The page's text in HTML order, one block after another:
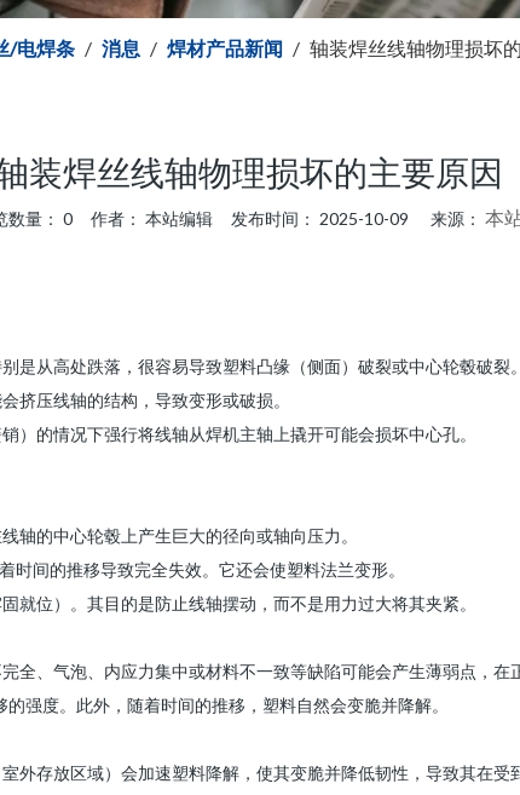
/电焊条 / 消息 / 焊材产品新闻 / 轴装焊丝线轴物理损坏
装焊丝线轴物理损坏的主要原因
数量： 0 作者： 本站编辑 发布时间： 2025-10-09 来源： 本
是从高处跌落，很容易导致塑料凸缘（侧面）破裂或中心轮毂破裂。
挤压线轴的结构，导致变形或破损。
）的情况下强行将线轴从焊机主轴上撬开可能会损坏中心孔。
轴的中心轮毂上产生巨大的径向或轴向压力。
时间的推移导致完全失效。它还会使塑料法兰变形。
就位）。其目的是防止线轴摆动，而不是用力过大将其夹紧。
全、气泡、内应力集中或材料不一致等缺陷可能会产生薄弱点，在
强度。此外，随着时间的推移，塑料自然会变脆并降解。
外存放区域）会加速塑料降解，使其变脆并降低韧性，导致其在受